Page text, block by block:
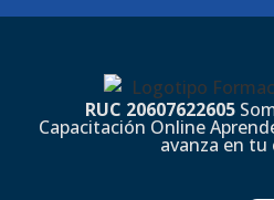
RUC 20607622605
Capacitación Online
avanza en tu